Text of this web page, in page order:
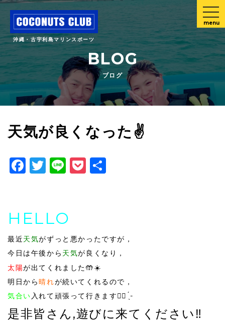
沖縄・古宇利島マリンスポーツ
menu
BLOG
ブログ
天気が良くなった✌️
Facebook
Twitter
LinePocket
HELLO
最近天気がずっと悪かったですが，
今日は午後から 天気が良くなり，
太陽が出てくれました🤲☀️
明日から晴れが続いてくれるので，
気合い 入れて頑張って行きます︎👍🏻 ̖́-
是非皆さん,遊びに来てください‼️